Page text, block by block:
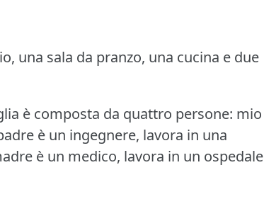
una sala da pranzo, una cucina e due
è composta da quattro persone: mio
è un ingegnere, lavora in una
è un medico, lavora in un ospedale